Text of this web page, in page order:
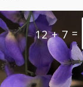
12 + 7 =